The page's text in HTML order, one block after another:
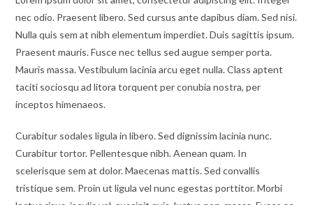
nec odio. Praesent libero. Sed cursus ante dapibus diam. Sed nisi.
Nulla quis sem at nibh elementum imperdiet. Duis sagittis ipsum.
Praesent mauris. Fusce nec tellus sed augue semper porta.
Mauris massa. Vestibulum lacinia arcu eget nulla. Class aptent
taciti sociosqu ad litora torquent per conubia nostra, per
inceptos himenaeos.
Curabitur sodales ligula in libero. Sed dignissim lacinia nunc.
Curabitur tortor. Pellentesque nibh. Aenean quam. In
scelerisque sem at dolor. Maecenas mattis. Sed convallis
tristique sem. Proin ut ligula vel nunc egestas porttitor. Morbi